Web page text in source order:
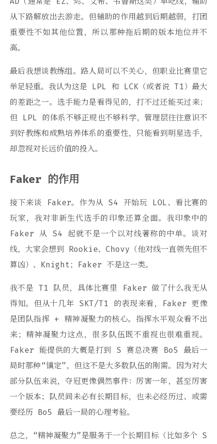
从下路解放出去游走。但辅助的作用越到后期越弱，打团
重要性不如其他位置，所以那种拖后期的版本地位并不
高。
最后我想谈教练组。路人局可以不关心，但职业比赛里它
举足轻重。我认为这是 LPL 和 LCK（或者说 T1）最大
的差距之一。选手能力是看得见的，打不过还能买过来；
但 LPL 的体系不够正规也不够科学，管理层往往意识不
到好教练和成熟培养体系的重要性，只能看到明星选手，
却忽视对长远价值的投入。
Faker 的作用
接下来谈 Faker。作为从 S4 开始玩 LOL、看比赛的
玩家，我对非新生代选手的印象还算全面。我印象中的
Faker 从 S4 起就不是一个以对线著称的中单。谈对
线，大家会想到 Rookie、Chovy（他对线一直领先但不
算凶）、Knight；Faker 不是这一类。
我不是 T1 队员，具体比赛里 Faker 做了什么我无从
得知。但从十几年 SKT/T1 的表现来看，Faker 更像
是团队指挥 + 精神凝聚力的核心。指挥水平观众看不出
来；精神凝聚力这点，很多队伍既不重视也很难重视。
Faker 能提供的大概是打到 S 赛总决赛 Bo5 最后一
局时那种“镇定”，但这不是大多数队伍的刚需。因为对大
部分队伍来说，夺冠更像偶然事件：厉害一年，甚至厉害
一个版本；队员间未必有长期目标，也未必经历过、或需
要经历 Bo5 最后一局的心理考验。
总之，“精神凝聚力”是服务于一个长期目标（比如多个 S